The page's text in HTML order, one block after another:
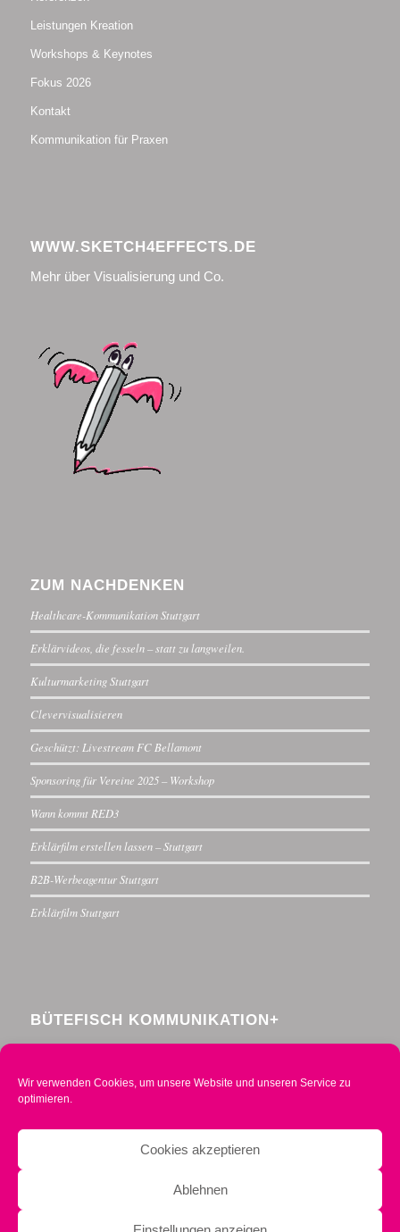
Wir verwenden Cookies, um unsere Website und unseren Service zu
optimieren.
Cookies akzeptieren
Ablehnen
Leistungen Kreation
Workshops & Keynotes
Fokus 2026
Kontakt
Kommunikation für Praxen
WWW.SKETCH4EFFECTS.DE
Mehr über Visualisierung und Co.
ZUM NACHDENKEN
Healthcare-Kommunikation Stuttgart
Erklärvideos, die fesseln – statt zu langweilen.
Kulturmarketing Stuttgart
Clevervisualisieren
Geschützt: Livestream FC Bellamont
Sponsoring für Vereine 2025 – Workshop
Wann kommt RED3
Erklärfilm erstellen lassen – Stuttgart
B2B-Werbeagentur Stuttgart
Erklärfilm Stuttgart
BÜTEFISCH KOMMUNIKATION+
Telefon 0711 234376-0